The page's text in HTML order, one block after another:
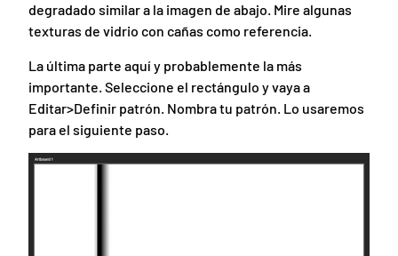
degradado similar a la imagen de abajo. Mire algunas
texturas de vidrio con cañas como referencia.
La última parte aquí y probablemente la más
importante. Seleccione el rectángulo y vaya a
Editar>Definir patrón. Nombra tu patrón. Lo usaremos
para el siguiente paso.